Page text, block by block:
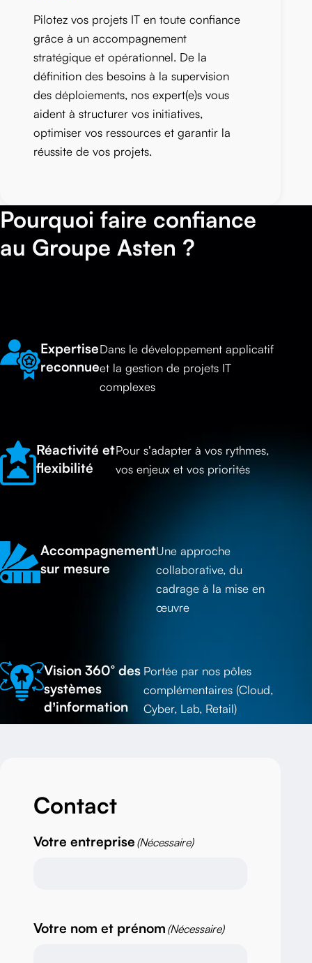
Pilotez vos projets IT en toute confiance
grâce à un accompagnement
stratégique et opérationnel. De la
définition des besoins à la supervision
des déploiements, nos expert(e)s vous
aident à structurer vos initiatives,
optimiser vos ressources et garantir la
réussite de vos projets.
Pourquoi faire confiance
au Groupe Asten ?
Expertise
reconnue
Dans le développement applicatif
et la gestion de projets IT
complexes
Réactivité et
flexibilité
Pour s’adapter à vos rythmes,
vos enjeux et vos priorités
Accompagnement
sur mesure
Une approche
collaborative, du
cadrage à la mise en
œuvre
Vision 360° des
systèmes
d’information
Portée par nos pôles
complémentaires (Cloud,
Cyber, Lab, Retail)
Contact
Votre entreprise (Nécessaire)
Votre nom et prénom (Nécessaire)